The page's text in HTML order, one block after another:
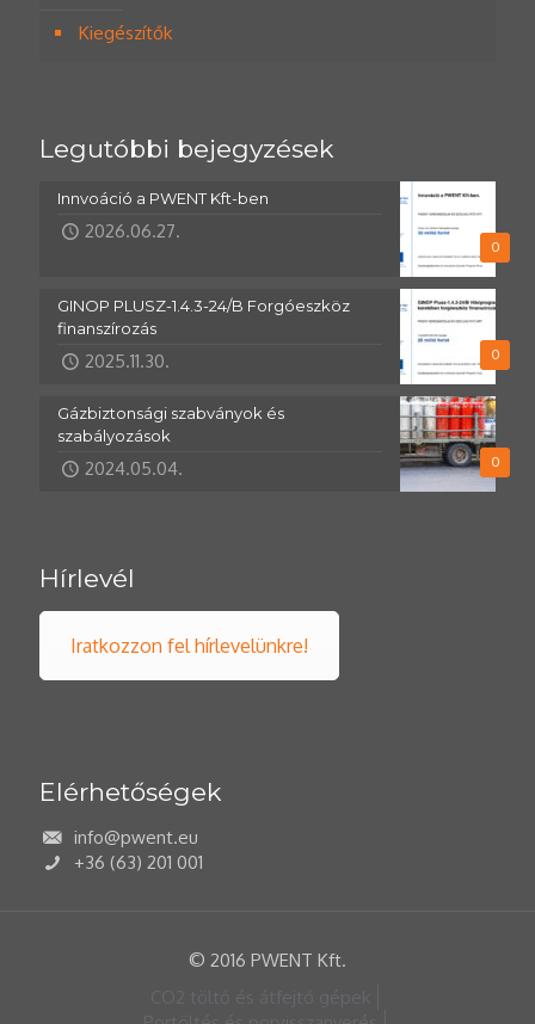
Kiegészítők
Legutóbbi bejegyzések
0
Innvoáció a PWENT Kft-ben
2026.06.27.
0
GINOP PLUSZ-1.4.3-24/B Forgóeszköz
finanszírozás
2025.11.30.
0
Gázbiztonsági szabványok és
szabályozások
2024.05.04.
Hírlevél
Iratkozzon fel hírlevelünkre!
Elérhetőségek
info@pwent.eu
+36 (63) 201 001
© 2016 PWENT Kft.
CO2 töltő és átfejtő gépek